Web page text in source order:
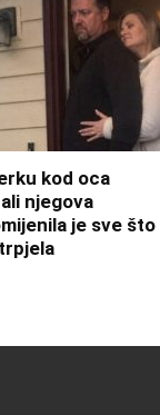
kod oca
njegova
je sve što